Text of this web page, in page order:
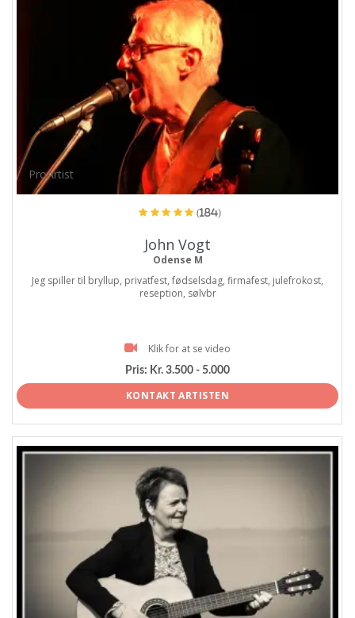
ProArtist
(184)
John Vogt
Odense M
Jeg spiller til bryllup, privatfest, fødselsdag, firmafest, julefrokost,
reseption, sølvbr
Klik for at se video
Pris: Kr. 3.500 - 5.000
KONTAKT ARTISTEN